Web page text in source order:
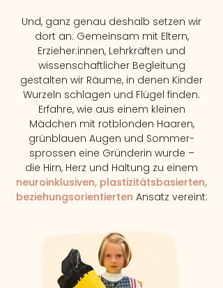
Und, ganz genau deshalb setzen wir
dort an: Gemeinsam mit Eltern,
Erzieher:innen, Lehrkräften und
wissenschaftlicher Begleitung
gestalten wir Räume, in denen Kinder
Wurzeln schlagen und Flügel finden.
Erfahre, wie aus einem kleinen
Mädchen mit rotblonden Haaren,
grünblauen Augen und Sommer-
sprossen eine Gründerin wurde –
die Hirn, Herz und Haltung zu einem
neuroinklusiven, plastizitätsbasierten,
beziehungsorientierten Ansatz vereint: